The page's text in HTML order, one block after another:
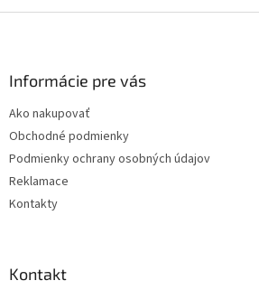
Informácie pre vás
Ako nakupovať
Obchodné podmienky
Podmienky ochrany osobných údajov
Reklamace
Kontakty
Kontakt